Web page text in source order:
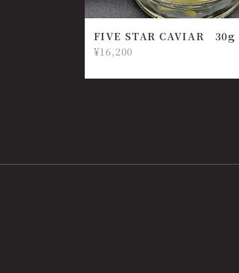
FIVE STAR CAVIAR 30g
¥16,200